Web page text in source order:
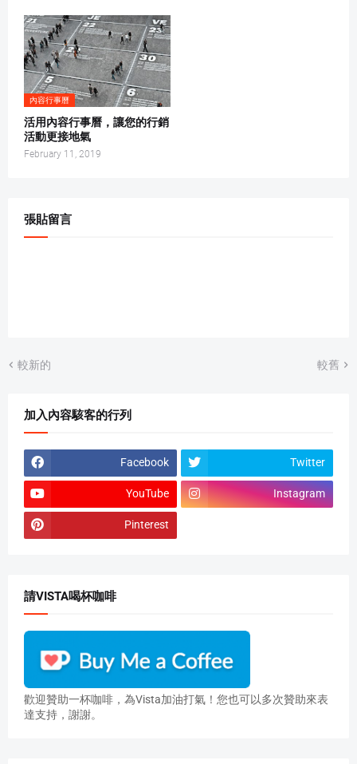
內容行事曆
活用內容行事曆，讓您的行銷
活動更接地氣
February 11, 2019
張貼留言
較新的 較舊
加入內容駭客的行列
Facebook Twitter
YouTube Instagram
Pinterest
請VISTA喝杯咖啡
歡迎贊助一杯咖啡，為Vista加油打氣！您也可以多次贊助來表
達支持，謝謝。